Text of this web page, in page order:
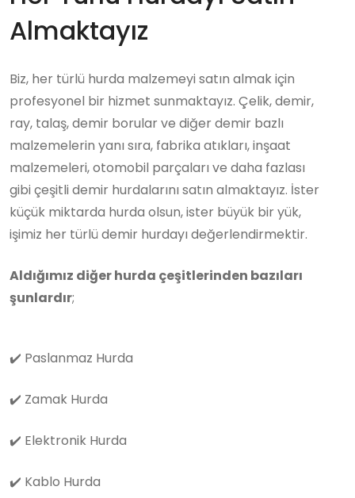
Almaktayız
Biz, her türlü hurda malzemeyi satın almak için
profesyonel bir hizmet sunmaktayız. Çelik, demir,
ray, talaş, demir borular ve diğer demir bazlı
malzemelerin yanı sıra, fabrika atıkları, inşaat
malzemeleri, otomobil parçaları ve daha fazlası
gibi çeşitli demir hurdalarını satın almaktayız. İster
küçük miktarda hurda olsun, ister büyük bir yük,
işimiz her türlü demir hurdayı değerlendirmektir.
Aldığımız diğer hurda çeşitlerinden bazıları
şunlardır;
✔️ Paslanmaz Hurda
✔️ Zamak Hurda
✔️ Elektronik Hurda
✔️ Kablo Hurda